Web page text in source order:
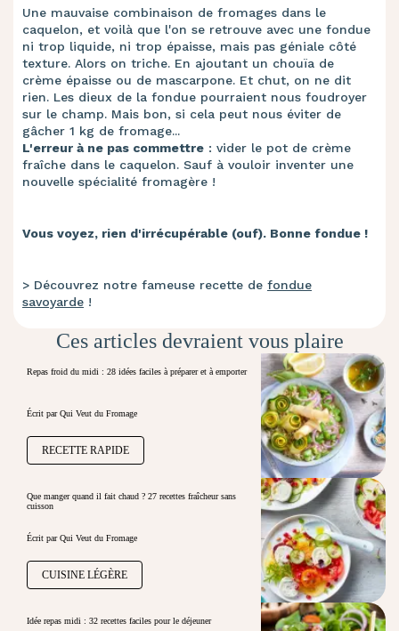
Une mauvaise combinaison de fromages dans le
caquelon, et voilà que l'on se retrouve avec une fondue
ni trop liquide, ni trop épaisse, mais pas géniale côté
texture. Alors on triche. En ajoutant un chouïa de
crème épaisse ou de mascarpone. Et chut, on ne dit
rien. Les dieux de la fondue pourraient nous foudroyer
sur le champ. Mais bon, si cela peut nous éviter de
gâcher 1 kg de fromage...
L'erreur à ne pas commettre : vider le pot de crème
fraîche dans le caquelon. Sauf à vouloir inventer une
nouvelle spécialité fromagère !
Vous voyez, rien d'irrécupérable (ouf). Bonne fondue !
> Découvrez notre fameuse recette de fondue
savoyarde !
Ces articles devraient vous plaire
Repas froid du midi : 28 idées faciles à préparer et à emporter
Écrit par Qui Veut du Fromage
RECETTE RAPIDE
Que manger quand il fait chaud ? 27 recettes fraîcheur sans
cuisson
Écrit par Qui Veut du Fromage
CUISINE LÉGÈRE
Idée repas midi : 32 recettes faciles pour le déjeuner